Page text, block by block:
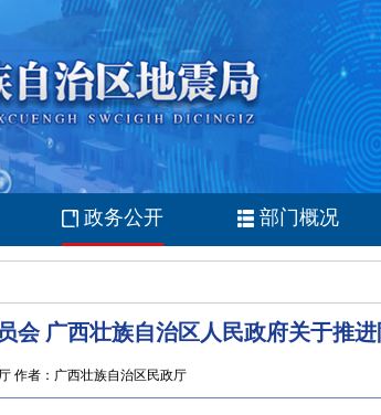
政务公开 部门概况
会 广西壮族自治区人民政府关于推
作者：广西壮族自治区民政厅